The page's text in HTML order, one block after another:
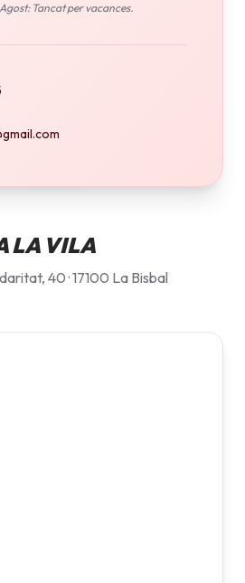
Tancat per vacances.
LA VILA
40 · 17100 La Bisbal